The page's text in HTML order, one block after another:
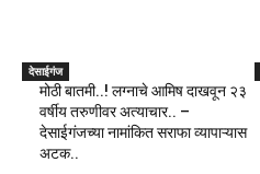
देसाईगंज
मोठी बातमी..! लग्नाचे आमिष दाखवून २३
वर्षीय तरुणीवर अत्याचार.. –
देसाईगंजच्या नामांकित सराफा व्यापाऱ्यास
अटक..